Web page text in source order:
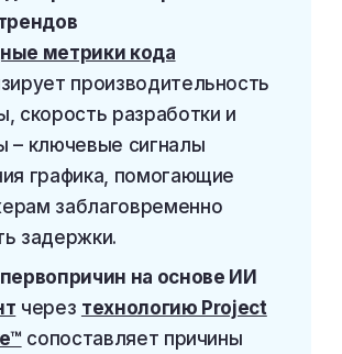
метрики кода
производительность
скорость разработки и
– ключевые сигналы
графика, помогающие
заблаговременно
задержки.
на основе ИИ
через технологию Project
сопоставляет причины